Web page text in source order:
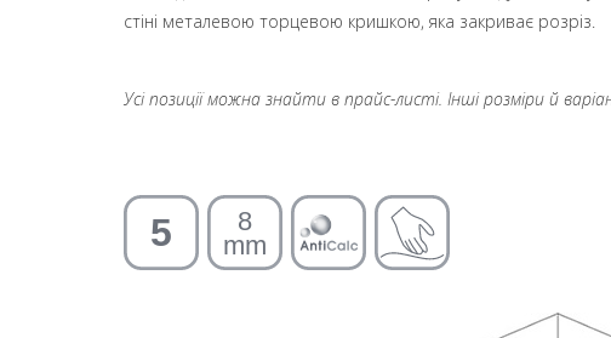
стіні металевою торцевою кришкою, яка закриває розріз.
Усі позиції можна знайти в прайс-листі. Інші розміри й